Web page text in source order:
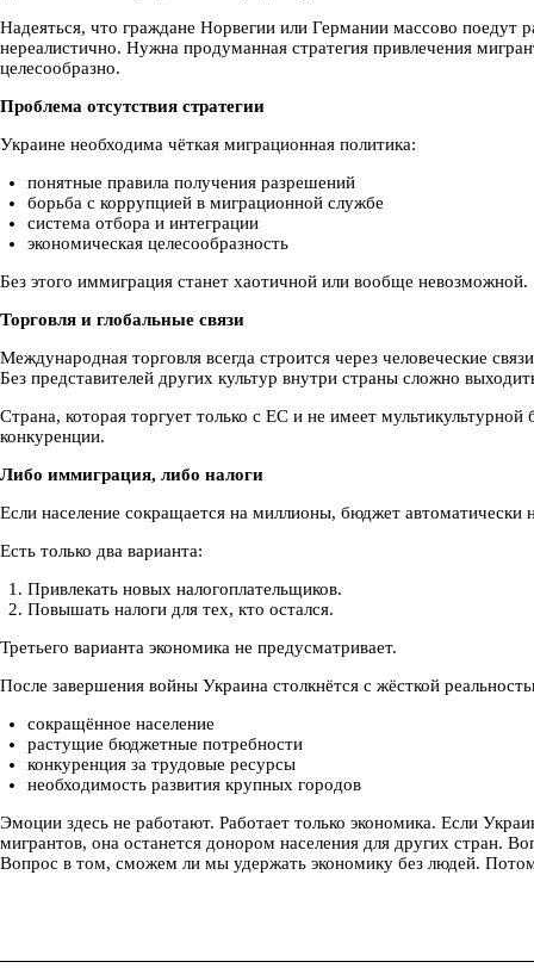
Надеяться, что граждане Норвегии или Германии массово поедут
нереалистично. Нужна продуманная стратегия привлечения
целесообразно.
Проблема отсутствия стратегии
Украине необходима чёткая миграционная политика:
понятные правила получения разрешений
борьба с коррупцией в миграционной службе
система отбора и интеграции
экономическая целесообразность
Без этого иммиграция станет хаотичной или вообще невозможной.
Торговля и глобальные связи
Международная торговля всегда строится через человеческие
Без представителей других культур внутри страны сложно
Страна, которая торгует только с ЕС и не имеет мультикультурной
конкуренции.
Либо иммиграция, либо налоги
Если население сокращается на миллионы, бюджет автоматически
Есть только два варианта:
Привлекать новых налогоплательщиков.
Повышать налоги для тех, кто остался.
Третьего варианта экономика не предусматривает.
После завершения войны Украина столкнётся с жёсткой
сокращённое население
растущие бюджетные потребности
конкуренция за трудовые ресурсы
необходимость развития крупных городов
Эмоции здесь не работают. Работает только экономика. Если
мигрантов, она останется донором населения для других стран.
Вопрос в том, сможем ли мы удержать экономику без людей.